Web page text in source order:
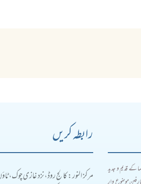
کے قدیم و جدید
رابطہ کریں
مرکز النور: کالج روڈ، نزد غازی چوک،